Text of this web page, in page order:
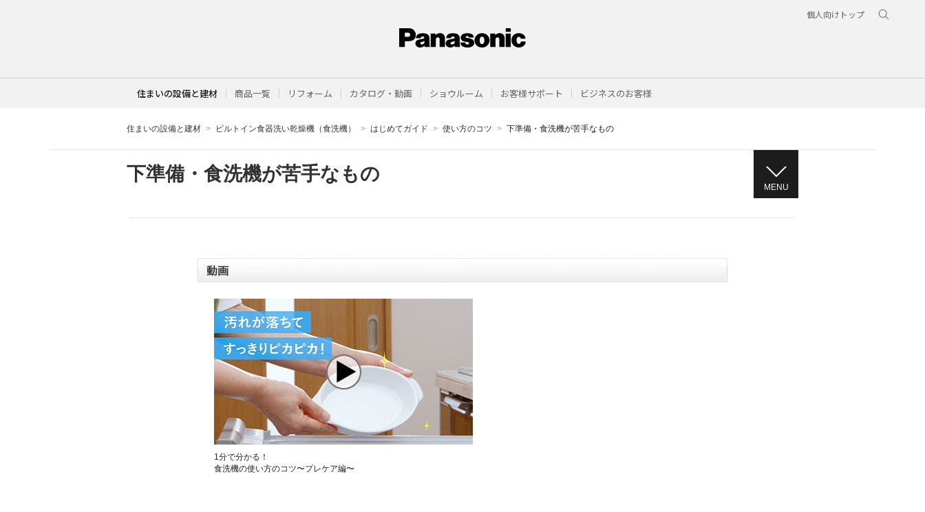
個人向けトップ
住まいの設備と建材 商品一覧 リフォーム カタログ・動画 ショウルーム お客様サポート ビジネスのお客様
住まいの設備と建材 ビルトイン食器洗い乾燥機（食洗機） はじめてガイド 使い方のコツ 下準備・食洗機が苦手なもの
下準備・食洗機が苦手なもの
MENU
1分で分かる！
食洗機の使い方のコツ〜プレケア編〜